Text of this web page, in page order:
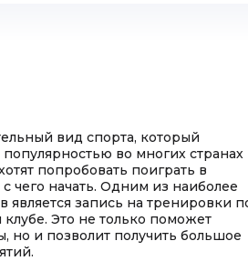
вид спорта, который
во многих странах
попробовать поиграть в
чего начать. Одним из наиболее
является запись на тренировки
Это не только поможет
но и позволит получить большое